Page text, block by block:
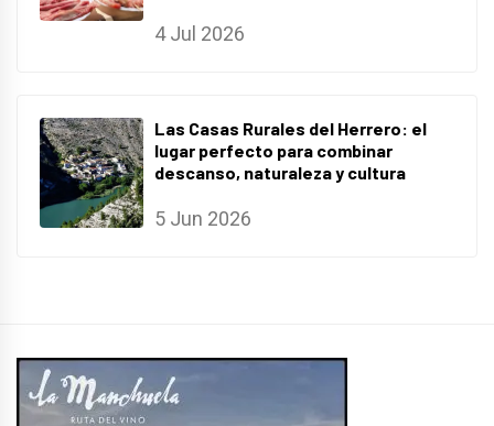
4 Jul 2026
Las Casas Rurales del Herrero: el
lugar perfecto para combinar
descanso, naturaleza y cultura
5 Jun 2026